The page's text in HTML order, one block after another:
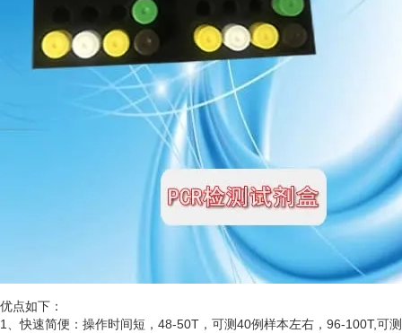
优点如下：
1、快速简便：操作时间短，48-50T，可测40例样本左右，96-100T,可